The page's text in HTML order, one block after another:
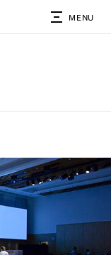
MENU